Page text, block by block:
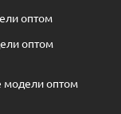
оптом
оптом
оптом